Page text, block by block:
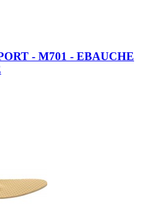
- M701 - EBAUCHE